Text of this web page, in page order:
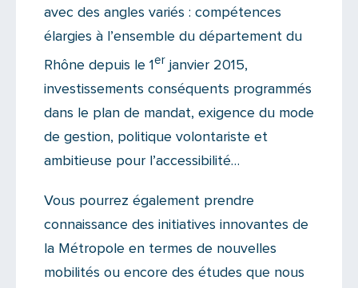
avec des angles variés : compétences
élargies à l’ensemble du département du
Rhône depuis le 1 er janvier 2015,
investissements conséquents programmés
dans le plan de mandat, exigence du mode
de gestion, politique volontariste et
ambitieuse pour l’accessibilité…
Vous pourrez également prendre
connaissance des initiatives innovantes de
la Métropole en termes de nouvelles
mobilités ou encore des études que nous